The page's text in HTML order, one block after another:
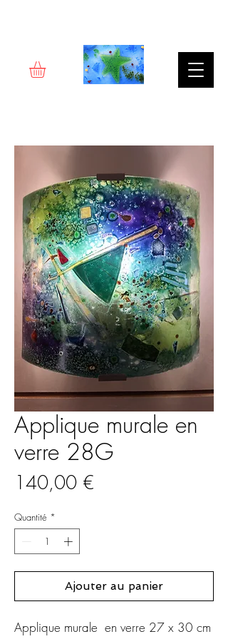
Applique murale en
verre 28G
140,00 €
Quantité *
Ajouter au panier
Applique murale en verre 27 x 30 cm